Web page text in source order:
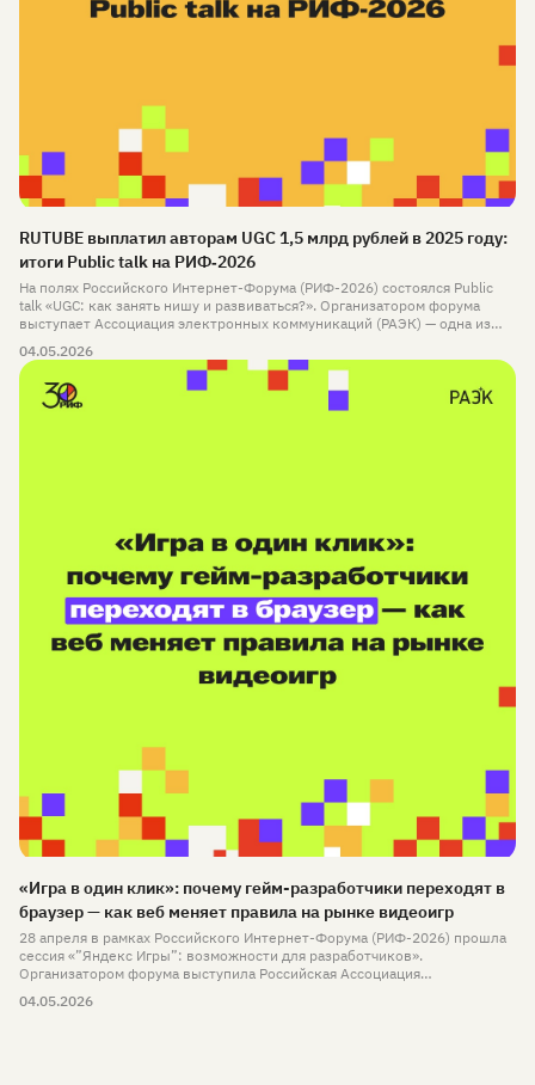
RUTUBE выплатил авторам UGC 1,5 млрд рублей в 2025 году:
итоги Public talk на РИФ‑2026
На полях Российского Интернет-Форума (РИФ-2026) состоялся Public
talk «UGC: как занять нишу и развиваться?». Организатором форума
выступает Ассоциация электронных коммуникаций (РАЭК) — одна из
рынка, которой в этом году исполняется 20 лет.
04.05.2026
«Игра в один клик»: почему гейм-разработчики переходят в
браузер — как веб меняет правила на рынке видеоигр
28 апреля в рамках Российского Интернет-Форума (РИФ-2026) прошла
сессия «”Яндекс Игры”: возможности для разработчиков».
Организатором форума выступила Российская Ассоциация
ассоциаций, которая действует на рынке уже 20 лет и объединяет всех
04.05.2026